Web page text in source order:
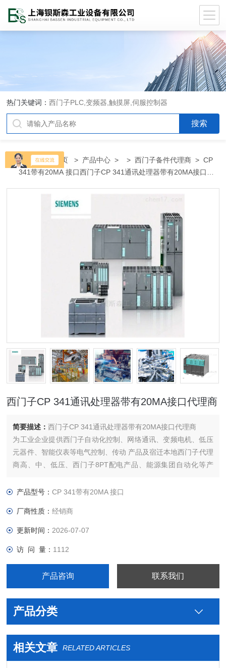
热门关键词：西门子PLC,变频器,触摸屏,伺服控制器
当前位置：首页 > 产品中心 > >西门子备件代理商 > CP
341带有20MA 接口西门子CP 341通讯处理器带有20MA接口代
西门子CP 341通讯处理器带有20MA接口代理商
简要描述：西门子CP 341通讯处理器带有20MA接口代理商
为工业企业提供西门子自动化控制、网络通讯、变频电机、低压
元器件、智能仪表等电气控制、传动 产品及宿迁本地西门子代理
商高、中、低压、西门子8PT配电产品、能源集团自动化等产
本公司专业销售西门子各系列产品，为工业企业提供西门子自动
制、传动 产品及高、中
产品型号：CP 341带有20MA 接口
厂商性质：经销商
更新时间： 2026-07-07
访 问 量： 1112
产品咨询 联系我们
产品分类
相关文章 RELATED ARTICLES